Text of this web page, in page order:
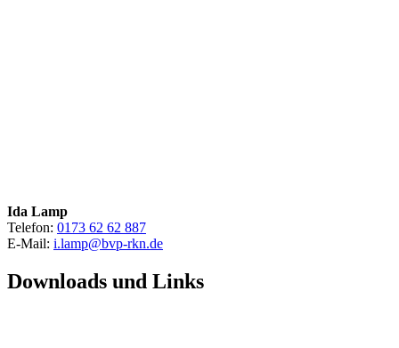
Ida Lamp
Telefon: 0173 62 62 887
E-Mail: i.lamp@bvp-rkn.de
Downloads und Links